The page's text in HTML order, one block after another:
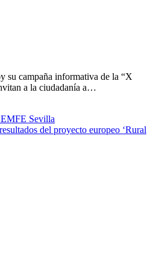
su campaña informativa de la “X
a la ciudadanía a…
del proyecto europeo ‘Rural